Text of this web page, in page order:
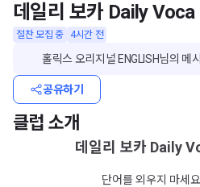
공유하기
데일리 보카 Daily
절찬 모집 중 4시간 전
홀릭스 오리지널 ENGLISH님의 메
클럽 소개
데일리 보카 Daily
단어를 외우지 마세